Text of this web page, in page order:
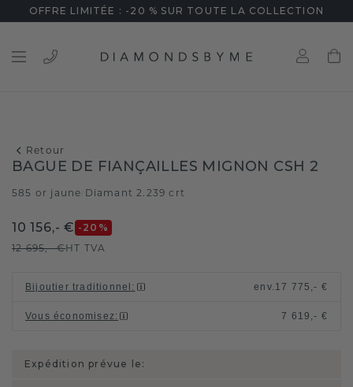
OFFRE LIMITÉE : -20 % SUR TOUTE LA COLLECTION
Retour
BAGUE DE FIANÇAILLES MIGNON CSH 2
585 or jaune Diamant 2.239 crt
10 156,- € -20 %
12 695,- €HT TVA
Bijoutier traditionnel : env. 17 775,- €
Vous économisez: 7 619,- €
Expédition prévue le: